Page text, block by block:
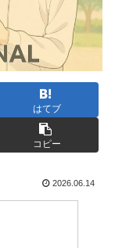
はてブ
コピー
2026.06.14